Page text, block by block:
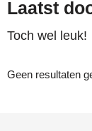
Laatst
Toch wel leuk!
Geen resultaten